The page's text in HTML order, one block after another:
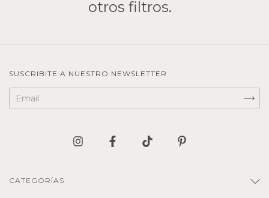
otros filtros.
SUSCRIBITE A NUESTRO NEWSLETTER
CATEGORÍAS